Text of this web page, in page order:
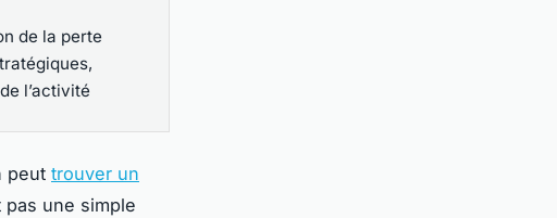
de la perte
l’activité
peut trouver un
pas une simple